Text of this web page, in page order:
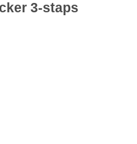
3-staps